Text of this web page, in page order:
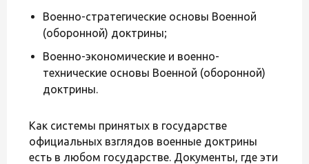
Военно-стратегические основы Военной
(оборонной) доктрины;
Военно-экономические и военно-
технические основы Военной (оборонной)
доктрины.
Как системы принятых в государстве
официальных взглядов военные доктрины
есть в любом государстве. Документы, где эти